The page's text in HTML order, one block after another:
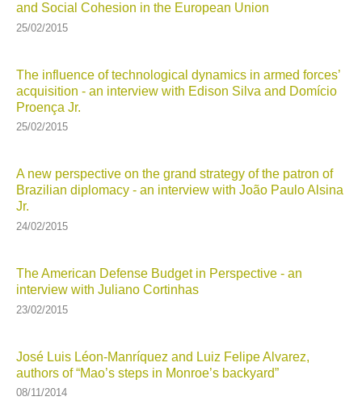
and Social Cohesion in the European Union
25/02/2015
The influence of technological dynamics in armed forces’
acquisition - an interview with Edison Silva and Domício
Proença Jr.
25/02/2015
A new perspective on the grand strategy of the patron of
Brazilian diplomacy - an interview with João Paulo Alsina
Jr.
24/02/2015
The American Defense Budget in Perspective - an
interview with Juliano Cortinhas
23/02/2015
José Luis Léon-Manríquez and Luiz Felipe Alvarez,
authors of “Mao’s steps in Monroe’s backyard”
08/11/2014